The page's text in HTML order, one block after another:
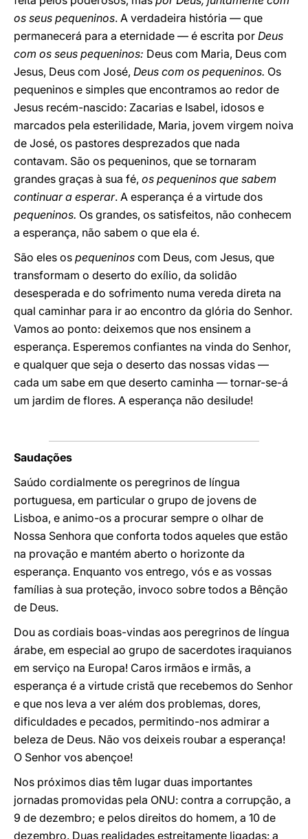
os seus pequeninos. A verdadeira história — que
permanecerá para a eternidade — é escrita por Deus
com os seus pequeninos: Deus com Maria, Deus com
Jesus, Deus com José, Deus com os pequeninos. Os
pequeninos e simples que encontramos ao redor de
Jesus recém-nascido: Zacarias e Isabel, idosos e
marcados pela esterilidade, Maria, jovem virgem noiva
de José, os pastores desprezados que nada
contavam. São os pequeninos, que se tornaram
grandes graças à sua fé, os pequeninos que sabem
continuar a esperar. A esperança é a virtude dos
pequeninos. Os grandes, os satisfeitos, não conhecem
a esperança, não sabem o que ela é.
São eles os pequeninos com Deus, com Jesus, que
transformam o deserto do exílio, da solidão
desesperada e do sofrimento numa vereda direta na
qual caminhar para ir ao encontro da glória do Senhor.
Vamos ao ponto: deixemos que nos ensinem a
esperança. Esperemos confiantes na vinda do Senhor,
e qualquer que seja o deserto das nossas vidas —
cada um sabe em que deserto caminha — tornar-se-á
um jardim de flores. A esperança não desilude!
Saudações
Saúdo cordialmente os peregrinos de língua
portuguesa, em particular o grupo de jovens de
Lisboa, e animo-os a procurar sempre o olhar de
Nossa Senhora que conforta todos aqueles que estão
na provação e mantém aberto o horizonte da
esperança. Enquanto vos entrego, vós e as vossas
famílias à sua proteção, invoco sobre todos a Bênção
de Deus.
Dou as cordiais boas-vindas aos peregrinos de língua
árabe, em especial ao grupo de sacerdotes iraquianos
em serviço na Europa! Caros irmãos e irmãs, a
esperança é a virtude cristã que recebemos do Senhor
e que nos leva a ver além dos problemas, dores,
dificuldades e pecados, permitindo-nos admirar a
beleza de Deus. Não vos deixeis roubar a esperança!
O Senhor vos abençoe!
Nos próximos dias têm lugar duas importantes
jornadas promovidas pela ONU: contra a corrupção, a
9 de dezembro; e pelos direitos do homem, a 10 de
dezembro. Duas realidades estreitamente ligadas: a